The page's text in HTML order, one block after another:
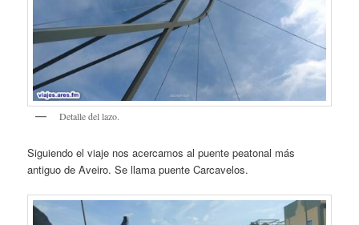
Detalle del lazo.
Siguiendo el viaje nos acercamos al puente peatonal más
antiguo de Aveiro. Se llama puente Carcavelos.